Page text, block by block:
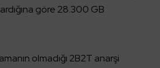
göre 28.300 GB
olmadığı 2B2T anarşi